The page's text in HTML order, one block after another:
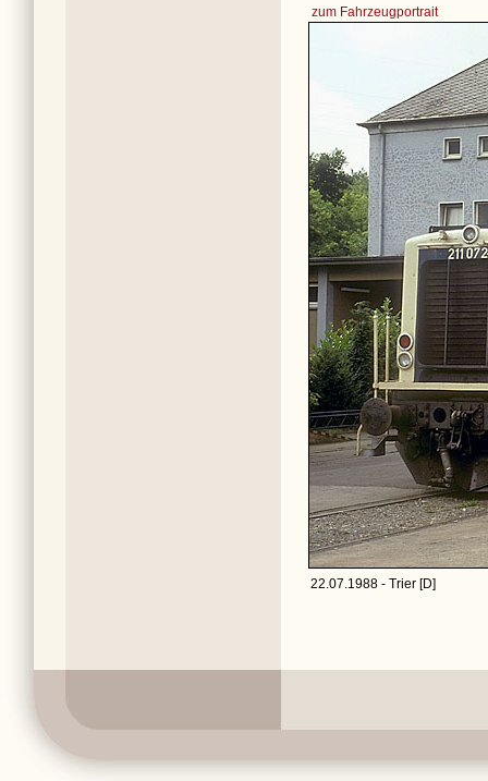
zum Fahrzeugportrait
22.07.1988 - Trier [D]